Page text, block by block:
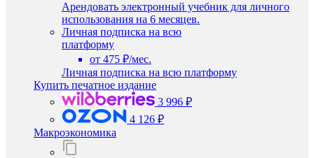
Арендовать электронный учебник для личного
использования на 6 месяцев.
Личная подписка на всю
платформу
от 475 ₽/мес.
Личная подписка на всю платформу
Купить печатное издание
3 996 ₽
4 126 ₽
Макроэкономика